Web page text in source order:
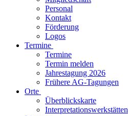
Personal
Kontakt
Förderung
Logos
Termine
Termine
Termin melden
Jahrestagung 2026
Frühere AG-Tagungen
Orte
Überblickskarte
Interpretationswerkstätten